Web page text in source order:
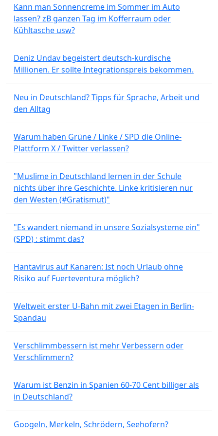
Kann man Sonnencreme im Sommer im Auto
lassen? zB ganzen Tag im Kofferraum oder
Kühltasche usw?
Deniz Undav begeistert deutsch-kurdische
Millionen. Er sollte Integrationspreis bekommen.
Neu in Deutschland? Tipps für Sprache, Arbeit und
den Alltag
Warum haben Grüne / Linke / SPD die Online-
Plattform X / Twitter verlassen?
"Muslime in Deutschland lernen in der Schule
nichts über ihre Geschichte. Linke kritisieren nur
den Westen (#Gratismut)"
"Es wandert niemand in unsere Sozialsysteme ein"
(SPD) : stimmt das?
Hantavirus auf Kanaren: Ist noch Urlaub ohne
Risiko auf Fuerteventura möglich?
Weltweit erster U-Bahn mit zwei Etagen in Berlin-
Spandau
Verschlimmbessern ist mehr Verbessern oder
Verschlimmern?
Warum ist Benzin in Spanien 60-70 Cent billiger als
in Deutschland?
Googeln, Merkeln, Schrödern, Seehofern?